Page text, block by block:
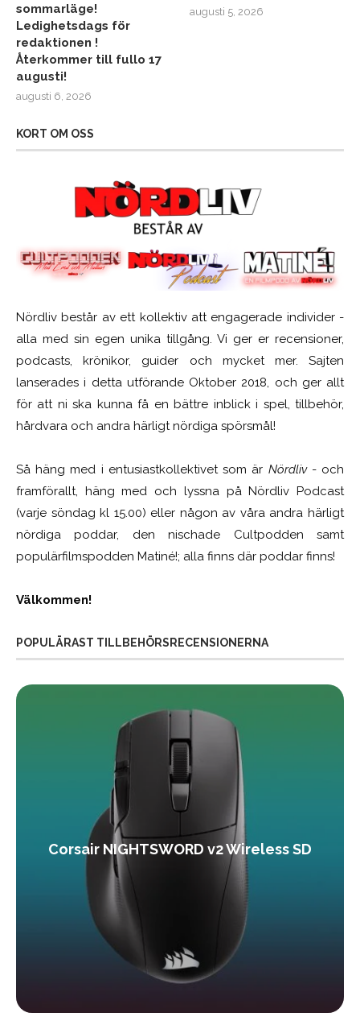
sommarläge!
Ledighetsdags för
redaktionen !
Återkommer till fullo 17
augusti!
augusti 6, 2026
augusti 5, 2026
KORT OM OSS
Nördliv består av ett kollektiv att engagerade individer -
alla med sin egen unika tillgång. Vi ger er recensioner,
podcasts, krönikor, guider och mycket mer. Sajten
lanserades i detta utförande Oktober 2018, och ger allt
för att ni ska kunna få en bättre inblick i spel, tillbehör,
hårdvara och andra härligt nördiga spörsmål!
Så häng med i entusiastkollektivet som är Nördliv- och
framförallt, häng med och lyssna på Nördliv Podcast
(varje söndag kl 15.00) eller någon av våra andra härligt
nördiga poddar, den nischade Cultpodden samt
populärfilmspodden Matiné!; alla finns där poddar finns!
Välkommen!
POPULÄRAST TILLBEHÖRSRECENSIONERNA
Corsair NIGHTSWORD v2 Wireless SD